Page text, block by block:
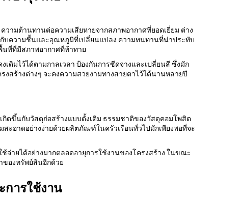
ามต้านทานต่อความเสียหายจากสภาพอากาศที่ยอดเยี่ยม ต่าง
กับความชื้นและอุณหภูมิที่เปลี่ยนแปลง ความทนทานที่น่าประทับ
นที่ที่มีสภาพอากาศที่ท้าทาย
ดิมไว้ได้ตามกาลเวลา ป้องกันการซีดจางและเปลี่ยนสี ซึ่งมัก
สร้างต่างๆ จะคงความสวยงามทางสายตาไว้ได้นานหลายปี
กิดขึ้นกับวัสดุก่อสร้างแบบดั้งเดิม ธรรมชาติของวัสดุคอมโพสิต
สะอาดอย่างง่ายด้วยผลิตภัณฑ์ในครัวเรือนทั่วไปมักเพียงพอที่จะ
จ่ายได้อย่างมากตลอดอายุการใช้งานของโครงสร้าง ในขณะ
ของทรัพย์สินอีกด้วย
ารใช้งาน